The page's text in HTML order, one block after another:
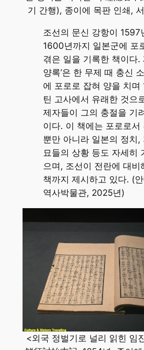
기 간행), 종이에 목판 인쇄,
조선의 문신 강항이 1597
1600년까지 일본군에 포
겪은 일을 기록한 책이다.
양록’은 한 무제 때 충신
에 포로로 잡혀 양을 치며
틴 고사에서 유래한 것으
제자들이 그의 충절을 기
이다. 이 책에는 포로로서
뿐만 아니라 일본의 정치,
묘들의 상황 등도 자세히
으며, 조선이 전란에 대비
책까지 제시하고 있다. (
역사박물관, 2025년)
<외국 정벌기로 널리 읽힌 임